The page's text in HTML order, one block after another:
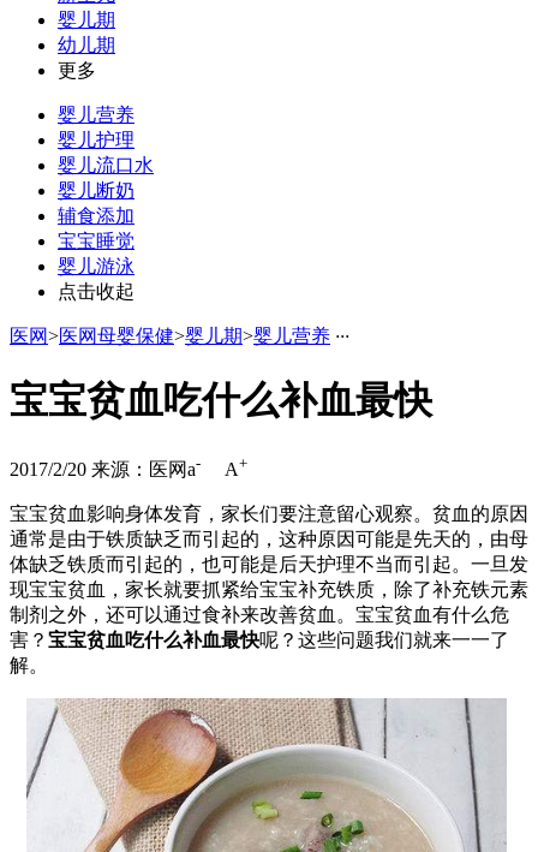
婴儿期
幼儿期
更多
婴儿营养
婴儿护理
婴儿流口水
婴儿断奶
辅食添加
宝宝睡觉
婴儿游泳
点击收起
医网>医网母婴保健>婴儿期>婴儿营养 ···
宝宝贫血吃什么补血最快
2017/2/20 来源：医网a- A+
宝宝贫血影响身体发育，家长们要注意留心观察。贫血的原因
通常是由于铁质缺乏而引起的，这种原因可能是先天的，由母
体缺乏铁质而引起的，也可能是后天护理不当而引起。一旦发
现宝宝贫血，家长就要抓紧给宝宝补充铁质，除了补充铁元素
制剂之外，还可以通过食补来改善贫血。宝宝贫血有什么危
害？ 宝宝贫血吃什么补血最快呢？这些问题我们就来一一了
解。